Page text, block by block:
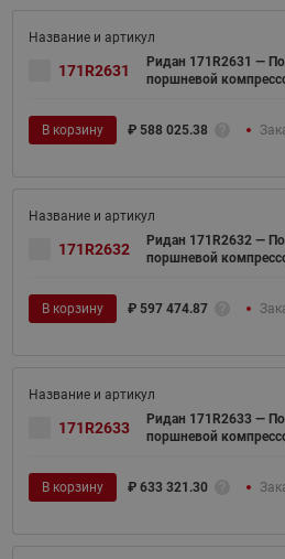
171R2631
Ридан 171R2631 —
поршневой
В корзину ₽ 588 025.38
171R2632
Ридан 171R2632 —
поршневой
В корзину ₽ 597 474.87
171R2633
Ридан 171R2633 —
поршневой
В корзину ₽ 633 321.30